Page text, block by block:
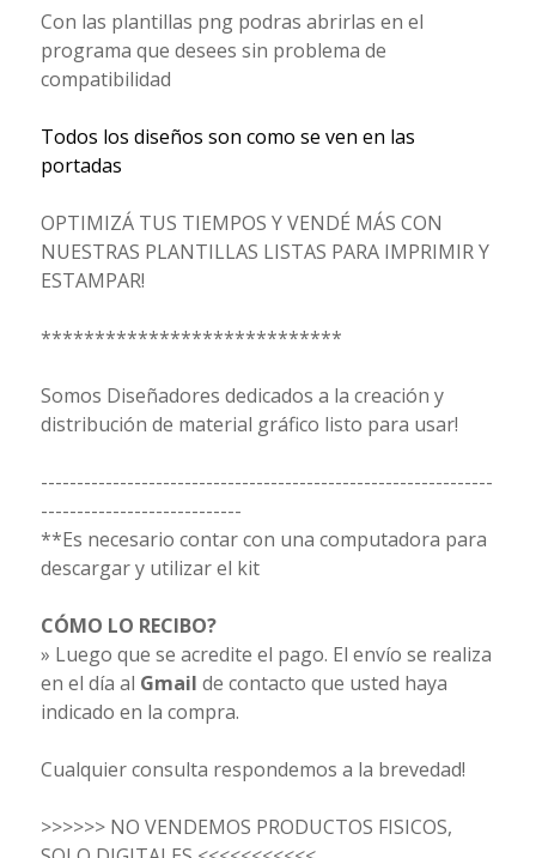
Con las plantillas png podras abrirlas en el
programa que desees sin problema de
compatibilidad
Todos los diseños son como se ven en las
portadas
OPTIMIZÁ TUS TIEMPOS Y VENDÉ MÁS CON
NUESTRAS PLANTILLAS LISTAS PARA IMPRIMIR Y
ESTAMPAR!
****************************
Somos Diseñadores dedicados a la creación y
distribución de material gráfico listo para usar!
---------------------------------------------------------------
----------------------------
**Es necesario contar con una computadora para
descargar y utilizar el kit
CÓMO LO RECIBO?
» Luego que se acredite el pago. El envío se realiza
en el día al Gmail de contacto que usted haya
indicado en la compra.
Cualquier consulta respondemos a la brevedad!
>>>>>> NO VENDEMOS PRODUCTOS FISICOS,